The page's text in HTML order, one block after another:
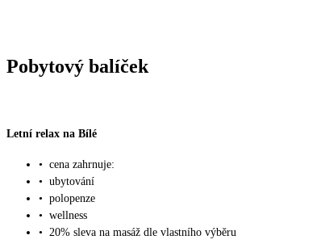
Pobytový balíček
Letní relax na Bílé
• cena zahrnuje:
• ubytování
• polopenze
• wellness
• 20% sleva na masáž dle vlastního výběru